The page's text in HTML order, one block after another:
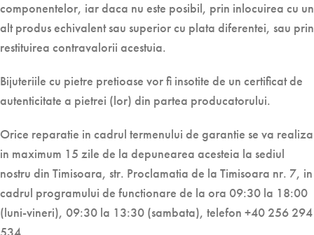
componentelor, iar daca nu este posibil, prin inlocuirea cu un
alt produs echivalent sau superior cu plata diferentei, sau prin
restituirea contravalorii acestuia.
Bijuteriile cu pietre pretioase vor fi insotite de un certificat de
autenticitate a pietrei (lor) din partea producatorului.
Orice reparatie in cadrul termenului de garantie se va realiza
in maximum 15 zile de la depunearea acesteia la sediul
nostru din Timisoara, str. Proclamatia de la Timisoara nr. 7, in
cadrul programului de functionare de la ora 09:30 la 18:00
(luni-vineri), 09:30 la 13:30 (sambata), telefon +40 256 294